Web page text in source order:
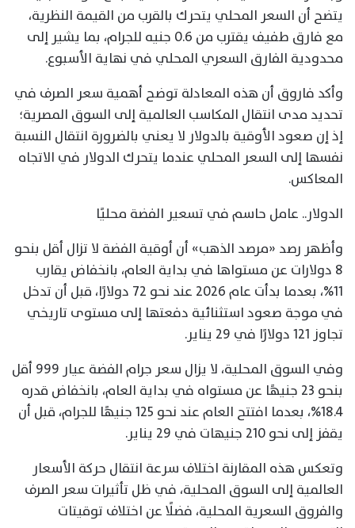
يتضح أن السعر المحلي يتحرك بالقرب من القيمة النظرية،
مع فارق طفيف يقترب من 0.6 جنيه للجرام، بما يشير إلى
محدودية الفارق السعري المحلي في نهاية الأسبوع.
وأكد فاروق أن هذه المعادلة توضح أهمية سعر الصرف في
تحديد مدى انتقال المكاسب العالمية إلى السوق المصرية؛
إذ إن صعود الأوقية بالدولار لا يعني بالضرورة انتقال النسبة
نفسها إلى السعر المحلي عندما يتحرك الدولار في الاتجاه
المعاكس.
الدولار.. عامل حاسم في تسعير الفضة محليًا
وأظهر رصد «مرصد الذهب» أن أوقية الفضة لا تزال أقل بنحو
8 دولارات عن مستواها في بداية العام، بانخفاض يقارب
11%، بعدما بدأت عام 2026 عند نحو 72 دولارًا، قبل أن تدخل
في موجة صعود استثنائية دفعتها إلى مستوى تاريخي
تجاوز 121 دولارًا في 29 يناير.
وفي السوق المحلية، لا يزال سعر جرام الفضة عيار 999 أقل
بنحو 23 جنيهًا عن مستواه في بداية العام، بانخفاض قدره
18.4%، بعدما افتتح العام عند نحو 125 جنيهًا للجرام، قبل أن
يقفز إلى نحو 210 جنيهات في 29 يناير.
وتعكس هذه المقارنة اختلاف سرعة انتقال حركة الأسعار
العالمية إلى السوق المحلية، في ظل تأثيرات سعر الصرف
والفروق السعرية المحلية، فضلًا عن اختلاف توقيتات